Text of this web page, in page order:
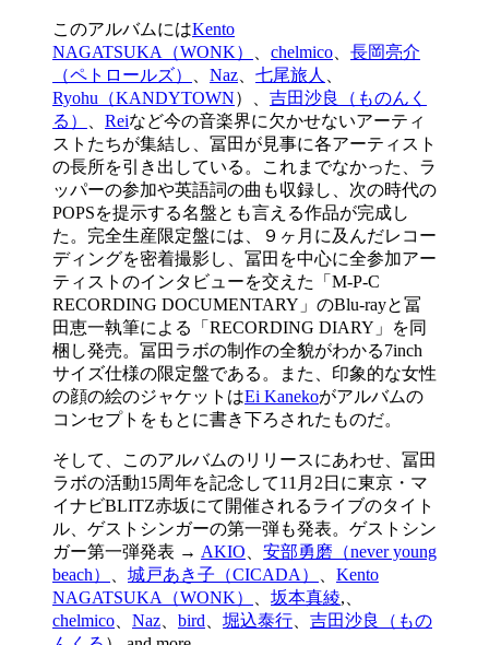
このアルバムにはKento
NAGATSUKA（WONK）
chelmico
長岡亮介
（ペトロールズ）
Naz 七尾旅人
Ryohu（KANDYTOWN）、 吉田沙良（ものんく
る）
Reiなど今の音楽界に欠かせないアーティ
ストたちが集結し、冨田が見事に各アーティスト
の長所を引き出している。これまでなかった、ラ
ッパーの参加や英語詞の曲も収録し、次の時代の
POPSを提示する名盤とも言える作品が完成し
た。完全生産限定盤には、９ヶ月に及んだレコー
ディングを密着撮影し、冨田を中心に全参加アー
ティストのインタビューを交えた「M-P-C
RECORDING DOCUMENTARY」のBlu-rayと冨
田恵一執筆による「RECORDING DIARY」を同
梱し発売。冨田ラボの制作の全貌がわかる7inch
サイズ仕様の限定盤である。また、印象的な女性
の顔の絵のジャケットはEi Kanekoがアルバムの
コンセプトをもとに書き下ろされたものだ。
そして、このアルバムのリリースにあわせ、冨田
ラボの活動15周年を記念して11月2日に東京・マ
イナビBLITZ赤坂にて開催されるライブのタイト
ル、ゲストシンガーの第一弾も発表。ゲストシン
ガー第一弾発表 → AKIO
安部勇磨（never young
beach）
城戸あき子（CICADA）
Kento
NAGATSUKA（WONK）
坂本真綾,、
chelmico
Naz bird 堀込泰行
吉田沙良（もの